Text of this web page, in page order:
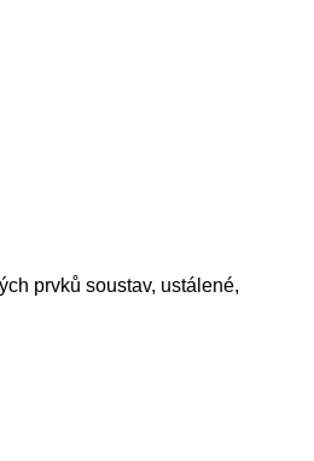
prvků soustav, ustálené,